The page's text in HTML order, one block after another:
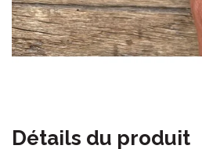
Détails du produit